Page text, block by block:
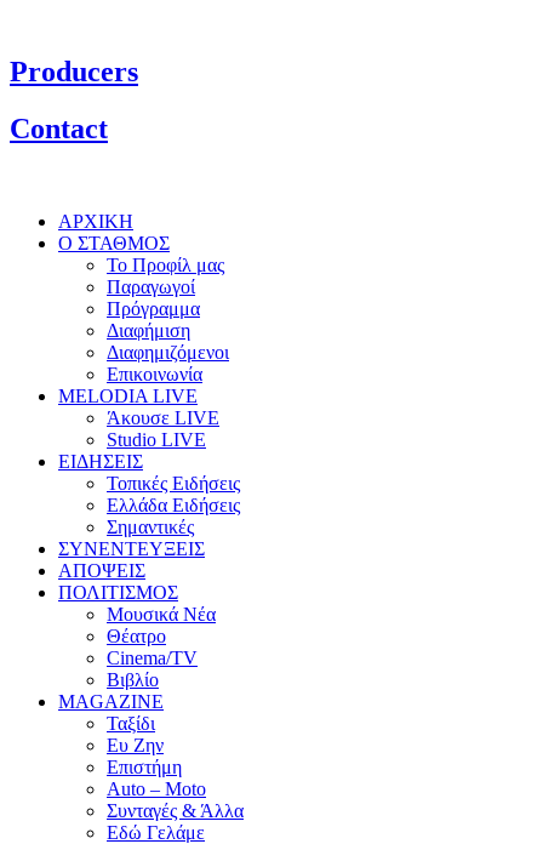
Producers
Contact
ΑΡΧΙΚΗ
Ο ΣΤΑΘΜΟΣ
Το Προφίλ μας
Παραγωγοί
Πρόγραμμα
Διαφήμιση
Διαφημιζόμενοι
Επικοινωνία
MELODIA LIVE
Άκουσε LIVE
Studio LIVE
ΕΙΔΗΣΕΙΣ
Τοπικές Ειδήσεις
Ελλάδα Ειδήσεις
Σημαντικές
ΣΥΝΕΝΤΕΥΞΕΙΣ
ΑΠΟΨΕΙΣ
ΠΟΛΙΤΙΣΜΟΣ
Μουσικά Νέα
Θέατρο
Cinema/TV
Βιβλίο
MAGAZINE
Ταξίδι
Ευ Ζην
Επιστήμη
Auto – Moto
Συνταγές & Άλλα
Εδώ Γελάμε